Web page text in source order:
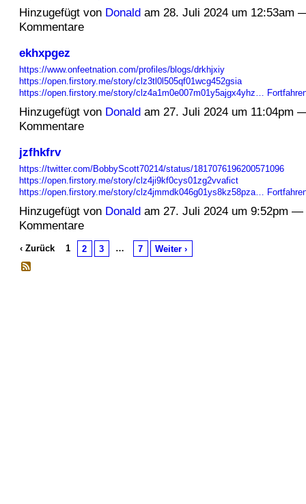
Hinzugefügt von Donald am 28. Juli 2024 um 12:53am
Kommentare
ekhxpgez
https://www.onfeetnation.com/profiles/blogs/drkhjxiy
https://open.firstory.me/story/clz3tl0l505qf01wcg452gsia
https://open.firstory.me/story/clz4a1m0e007m01y5ajgx4yhz…
Hinzugefügt von Donald am 27. Juli 2024 um 11:04pm
Kommentare
jzfhkfrv
https://twitter.com/BobbyScott70214/status/1817076196200571096
https://open.firstory.me/story/clz4ji9kf0cys01zg2vvafict
https://open.firstory.me/story/clz4jmmdk046g01ys8kz58pza…
Hinzugefügt von Donaldam 27. Juli 2024 um 9:52pm —
Kommentare
‹ Zurück 1 2 3 … 7 Weiter ›